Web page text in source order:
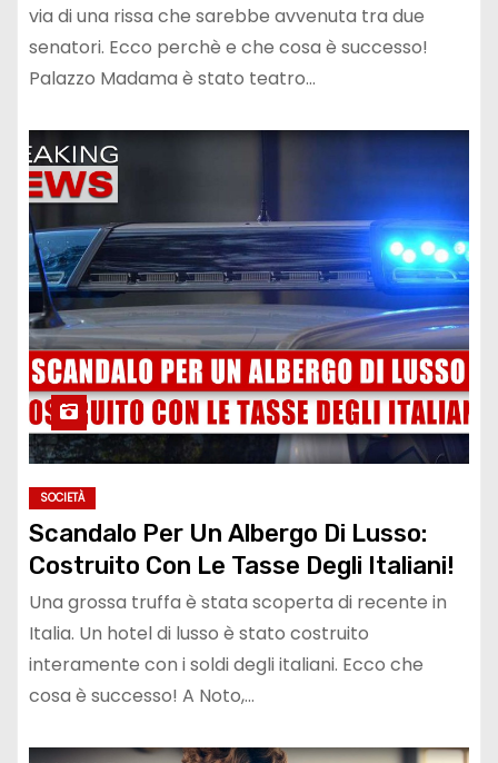
via di una rissa che sarebbe avvenuta tra due
senatori. Ecco perchè e che cosa è successo!
Palazzo Madama è stato teatro…
SOCIETÀ
Scandalo Per Un Albergo Di Lusso:
Costruito Con Le Tasse Degli Italiani!
Una grossa truffa è stata scoperta di recente in
Italia. Un hotel di lusso è stato costruito
interamente con i soldi degli italiani. Ecco che
cosa è successo! A Noto,…